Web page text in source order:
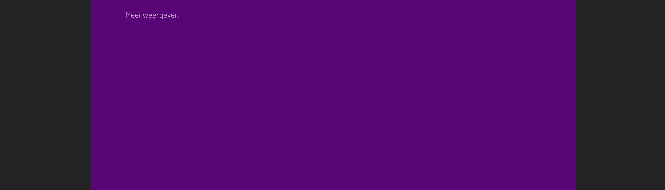
Meer weergeven